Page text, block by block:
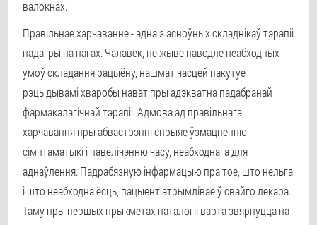
валокнах.
Правільнае харчаванне - адна з асноўных складнікаў тэрапіі
падагры на нагах. Чалавек, не жыве паводле неабходных
умоў складання рацыёну, нашмат часцей пакутуе
рэцыдывамі хваробы нават пры адэкватна падабранай
фармакалагічнай тэрапіі. Адмова ад правільнага
харчавання пры абвастрэнні спрыяе ўзмацненню
сімптаматыкі і павелічэнню часу, неабходнага для
аднаўлення. Падрабязную інфармацыю пра тое, што нельга
і што неабходна ёсць, пацыент атрымлівае ў свайго лекара.
Таму пры першых прыкметах паталогіі варта звярнуцца па